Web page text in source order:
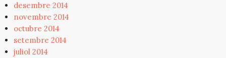
desembre 2014
novembre 2014
octubre 2014
setembre 2014
juliol 2014